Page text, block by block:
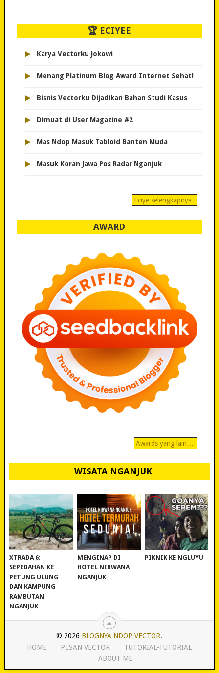
🏆 ECIYEE
▸ Karya Vectorku Jokowi
▸ Menang Platinum Blog Award Internet Sehat!
▸ Bisnis Vectorku Dijadikan Bahan Studi Kasus
▸ Dimuat di User Magazine #2
▸ Mas Ndop Masuk Tabloid Banten Muda
▸ Masuk Koran Jawa Pos Radar Nganjuk
Eciye selengkapnya..
AWARD
Awards yang lain…
WISATA NGANJUK
REVIEW POLYGON
XTRADA 6:
SEPEDAHAN KE
PETUNG ULUNG
DAN KAMPUNG
RAMBUTAN
NGANJUK
MURAH BANGET!
MENGINAP DI
HOTEL NIRWANA
NGANJUK
WISATA NGANJUK:
PIKNIK KE NGLUYU
© 2026 BLOGNYA NDOP VECTOR.
HOME
PESAN VECTOR
TUTORIAL-TUTORIAL
ABOUT ME